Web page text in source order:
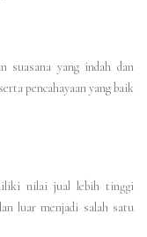
suasana yang indah dan
pencahayaan yang baik
nilai jual lebih tinggi
luar menjadi salah satu